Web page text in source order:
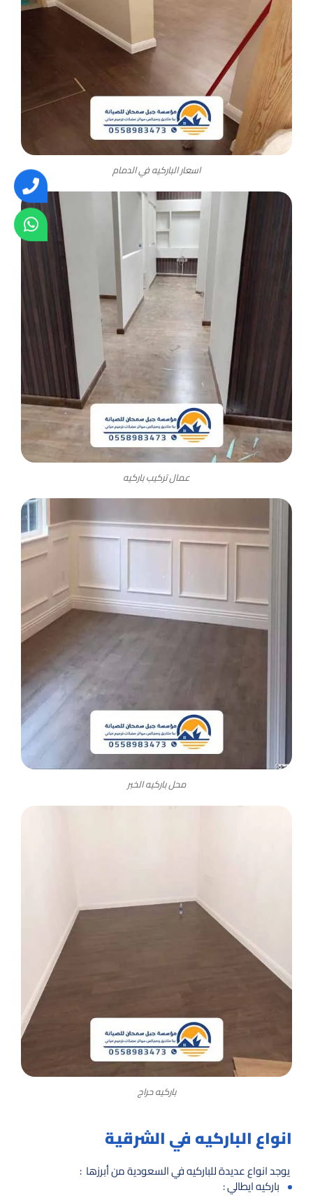
اسعار الباركيه في الدمام
عمال تركيب باركيه
محل باركيه الخبر
باركيه حراج
انواع الباركيه في الشرقية
يوجد انواع عديدة للباركيه في السعودية من أبرزها :
باركيه ايطالي :